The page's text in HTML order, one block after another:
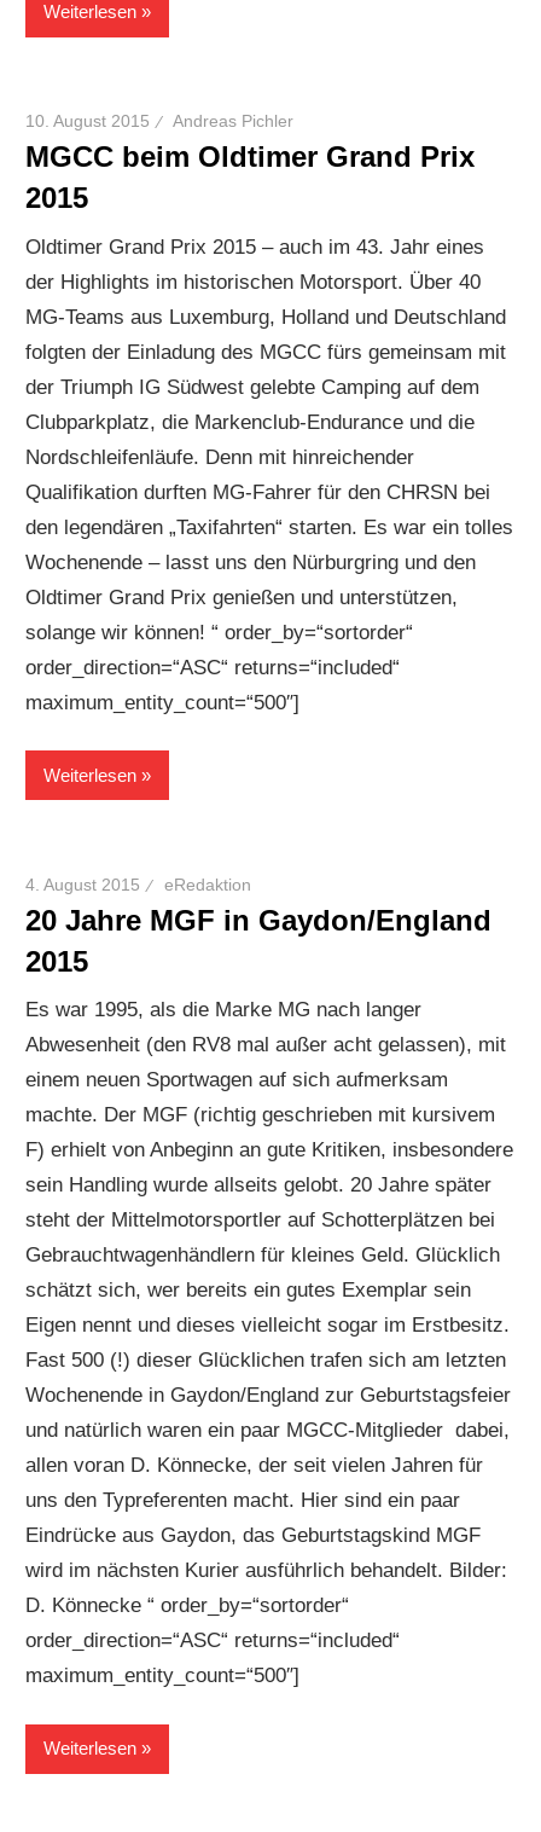
Weiterlesen
10. August 2015 Andreas Pichler
MGCC beim Oldtimer Grand Prix
2015
Oldtimer Grand Prix 2015 – auch im 43. Jahr eines
der Highlights im historischen Motorsport. Über 40
MG-Teams aus Luxemburg, Holland und Deutschland
folgten der Einladung des MGCC fürs gemeinsam mit
der Triumph IG Südwest gelebte Camping auf dem
Clubparkplatz, die Markenclub-Endurance und die
Nordschleifenläufe. Denn mit hinreichender
Qualifikation durften MG-Fahrer für den CHRSN bei
den legendären „Taxifahrten“ starten. Es war ein tolles
Wochenende – lasst uns den Nürburgring und den
Oldtimer Grand Prix genießen und unterstützen,
solange wir können! “ order_by=“sortorder“
order_direction=“ASC“ returns=“included“
maximum_entity_count=“500″]
Weiterlesen
4. August 2015 eRedaktion
20 Jahre MGF in Gaydon/England
2015
Es war 1995, als die Marke MG nach langer
Abwesenheit (den RV8 mal außer acht gelassen), mit
einem neuen Sportwagen auf sich aufmerksam
machte. Der MGF (richtig geschrieben mit kursivem
F) erhielt von Anbeginn an gute Kritiken, insbesondere
sein Handling wurde allseits gelobt. 20 Jahre später
steht der Mittelmotorsportler auf Schotterplätzen bei
Gebrauchtwagenhändlern für kleines Geld. Glücklich
schätzt sich, wer bereits ein gutes Exemplar sein
Eigen nennt und dieses vielleicht sogar im Erstbesitz.
Fast 500 (!) dieser Glücklichen trafen sich am letzten
Wochenende in Gaydon/England zur Geburtstagsfeier
und natürlich waren ein paar MGCC-Mitglieder dabei,
allen voran D. Könnecke, der seit vielen Jahren für
uns den Typreferenten macht. Hier sind ein paar
Eindrücke aus Gaydon, das Geburtstagskind MGF
wird im nächsten Kurier ausführlich behandelt. Bilder:
D. Könnecke “ order_by=“sortorder“
order_direction=“ASC“ returns=“included“
maximum_entity_count=“500″]
Weiterlesen